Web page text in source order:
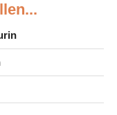
sich der